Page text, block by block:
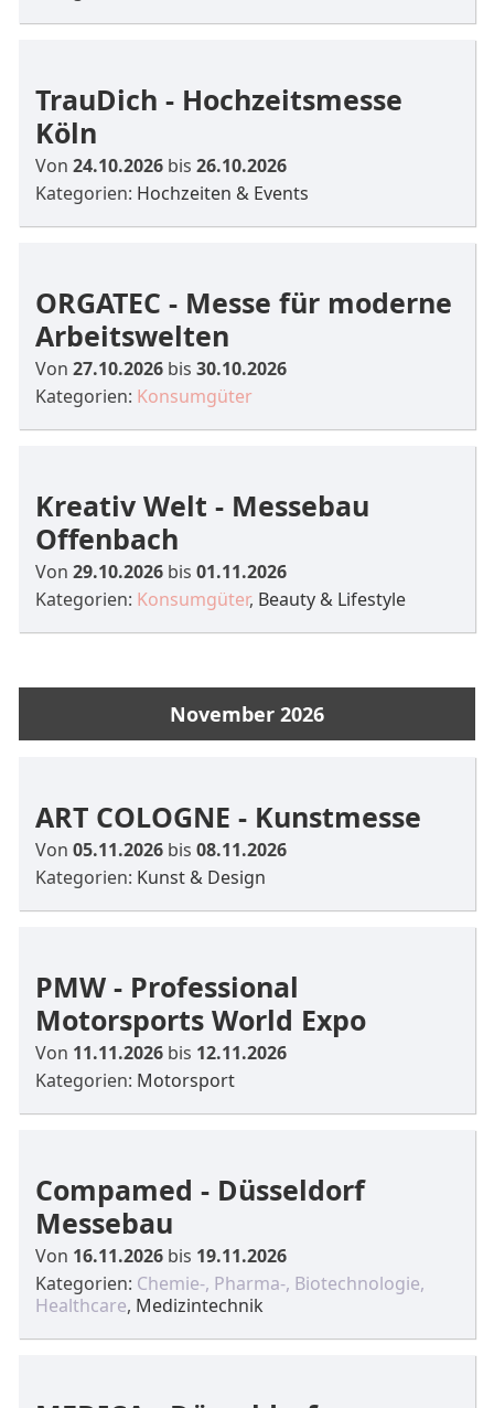
TrauDich - Hochzeitsmesse
Köln
Von24.10.2026 bis26.10.2026
Kategorien: Hochzeiten & Events
ORGATEC - Messe für moderne
Arbeitswelten
Von27.10.2026 bis30.10.2026
Kategorien: Konsumgüter
Kreativ Welt - Messebau
Offenbach
Von29.10.2026 bis01.11.2026
Kategorien: Konsumgüter, Beauty & Lifestyle
November 2026
ART COLOGNE - Kunstmesse
Von05.11.2026 bis08.11.2026
Kategorien: Kunst & Design
PMW - Professional
Motorsports World Expo
Von 11.11.2026 bis 12.11.2026
Kategorien: Motorsport
Compamed - Düsseldorf
Messebau
Von 16.11.2026 bis 19.11.2026
Kategorien: Chemie-, Pharma-, Biotechnologie,
Healthcare, Medizintechnik